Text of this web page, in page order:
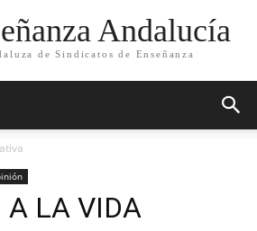
Andalucía
de Sindicatos de Enseñanza
A LA VIDA